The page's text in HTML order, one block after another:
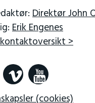
Direktør John
Erik Engenes
>
(cookies)